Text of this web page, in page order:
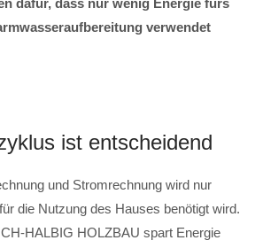
dafür, dass nur wenig Energie fürs
verwendet
ist entscheidend
und Stromrechnung wird nur
die Nutzung des Hauses benötigt wird.
HALBIG HOLZBAU spart Energie